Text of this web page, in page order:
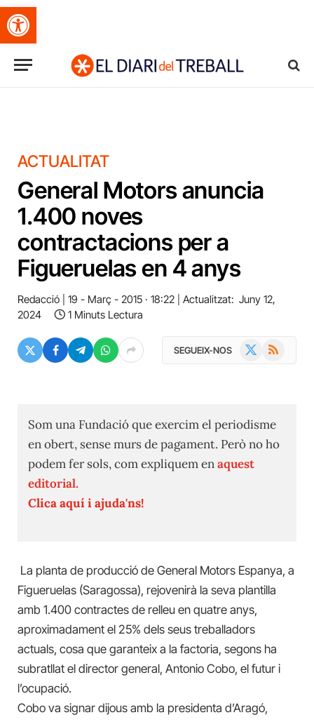
Obre la barra d'eines
ACTUALITAT
General Motors anuncia
1.400 noves
contractacions per a
Figueruelas en 4 anys
Redacció 19 - Març - 2015 · 18:22 Actualitzat: Juny 12,
2024
1 Minuts Lectura
SEGUEIX-NOS RSS
Som una Fundació que exercim el periodisme
en obert, sense murs de pagament. Però no ho
podem fer sols, com expliquem enaquest
editorial.
Clica aquí i ajuda'ns!
La planta de producció de General Motors Espanya, a
Figueruelas (Saragossa), rejovenirà la seva plantilla
amb 1.400 contractes de relleu en quatre anys,
aproximadament el 25% dels seus treballadors
actuals, cosa que garanteix a la factoria, segons ha
subratllat el director general, Antonio Cobo, el futur i
l’ocupació.
Cobo va signar dijous amb la presidenta d’Aragó,